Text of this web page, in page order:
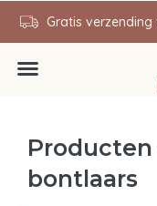
Gratis
bontlaars